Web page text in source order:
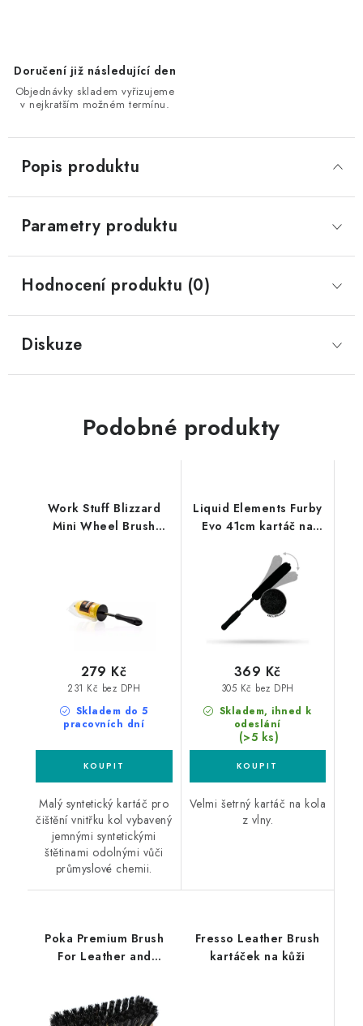
Doručení již následující den
Objednávky skladem vyřizujeme
v nejkratším možném termínu.
Popis produktu
Parametry produktu
Hodnocení produktu (0)
Diskuze
Podobné produkty
Work Stuff Blizzard
Mini Wheel Brush
Skladem do 5
pracovních dní
231 Kč bez DPH
279 Kč
Malý syntetický kartáč pro
čištění vnitřku kol vybavený
jemnými syntetickými
štětinami odolnými vůči
průmyslové chemii.
Liquid Elements Furby
Evo 41cm kartáč na
Skladem, ihned k
odeslání
(>5 ks)
305 Kč bez DPH
369 Kč
Velmi šetrný kartáč na kola
z vlny.
Poka Premium Brush
For Leather and
Fresso Leather Brush
kartáček na kůži